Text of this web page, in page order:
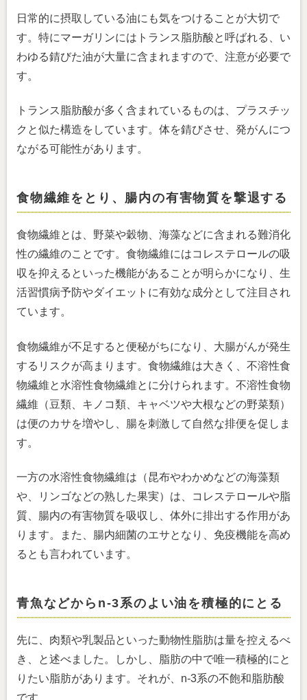
日常的に摂取している油にも気をつけることが大切で
す。特にマーガリンにはトランス脂肪酸と呼ばれる、い
わゆる錆びた油が大量に含まれますので、注意が必要で
す。
トランス脂肪酸が多く含まれているものは、プラスチッ
クと似た構造をしています。体を錆びさせ、発がんにつ
ながる可能性があります。
食物繊維をとり、腸内の有害物質を撃退する
食物繊維とは、野菜や穀物、海藻などに含まれる難消化
性の繊維のことです。食物繊維にはコレステロールの吸
収を抑えるといった機能があることが明らかになり、生
活習慣病予防やダイエットに有効な成分として注目され
ています。
食物繊維が不足すると便秘がちになり、大腸がんが発生
するリスクが高まります。食物繊維は大きく、不溶性食
物繊維と水溶性食物繊維とに分けられます。不溶性食物
繊維（豆類、キノコ類、キャベツや大根などの野菜類）
は便のカサを増やし、腸を刺激して自然な排便を促しま
す。
一方の水溶性食物繊維は（昆布やわかめなどの海藻類
や、リンゴなどの熟した果実）は、コレステロールや脂
質、腸内の有害物質を吸収し、体外に排出する作用があ
ります。また、腸内細菌のエサとなり、免疫機能を高め
るとも言われています。
青魚などからn-3系のよい油を積極的にとる
先に、肉類や乳製品といった動物性脂肪は量を控えるべ
き、と述べました。しかし、脂肪の中で唯一積極的にと
りたい脂肪があります。それが、n-3系の不飽和脂肪酸